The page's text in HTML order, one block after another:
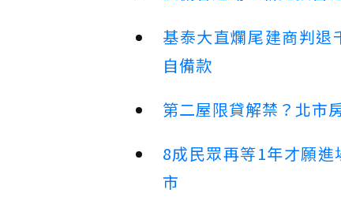
基泰大直爛尾建商判
自備款
第二屋限貸解禁？北市
8成民眾再等1年才願
市